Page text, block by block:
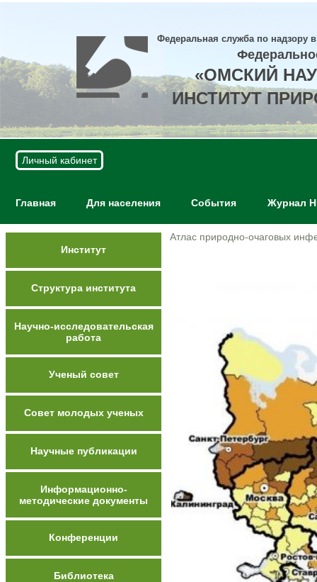
Федеральная служба по надзору
«ОМСКИЙ
ИНСТИТУТ
Личный кабинет
Главная Для населения События Журнал
Институт
Структура института
Научно-исследовательская
работа
Ученый совет
Совет молодых ученых
Научные публикации
Информационно-
методические документы
Конференции
Библиотека
Атлас природно-очаговых